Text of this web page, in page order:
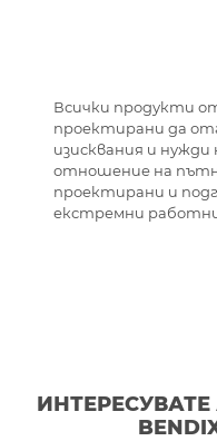
Всички продукти
проектирани да
изисквания и
отношение на
проектирани и
екстремни работни